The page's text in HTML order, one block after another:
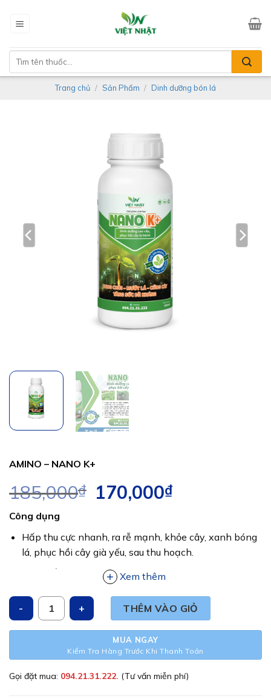
kiếm:
Trang chủ / Sản Phẩm / Dinh dưỡng bón lá
AMINO – NANO K+
185,000₫ Giá
gốc
185,000₫.
170,000₫Giá
là:
170,000₫.
Công dụng
Hấp thu cực nhanh, ra rễ mạnh, khỏe cây, xanh bóng
lá, phục hồi cây già yếu, sau thu hoạch.
phục hồi cây bị xoăn ngọn, xoăn lá, bị chích hút, bị đơ
Hiệu quả vượt trội, chống suy cây, phù hợp canh tác
hữu cơ, tạo nên nông sản sạch, chất lượng.
Xem thêm
AMINO - NANO K+ số lượngTHÊM VÀO GIỎ
MUA NGAY
Kiểm Tra Hàng Trước Khi Thanh Toán
Gọi đặt mua: 094.21.31.222. (Tư vấn miễn phí)